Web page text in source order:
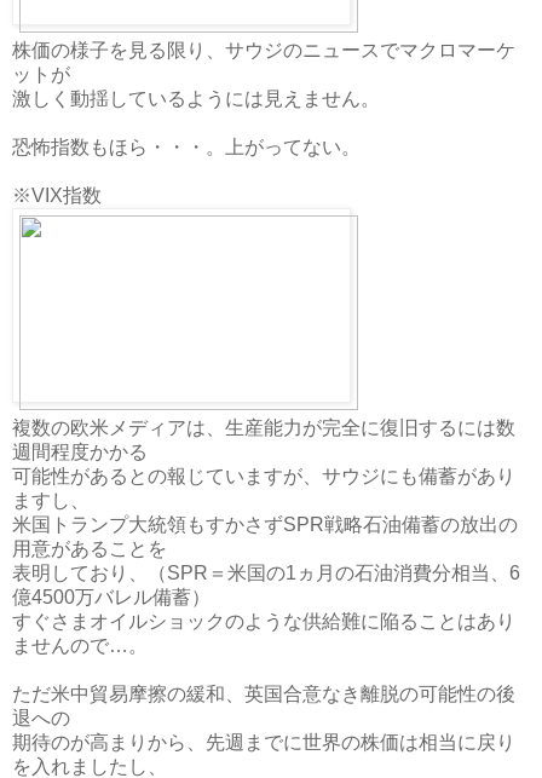
株価の様子を見る限り、サウジのニュースでマクロマーケ
ットが
激しく動揺しているようには見えません。
恐怖指数もほら・・・。上がってない。
※VIX指数
複数の欧米メディアは、生産能力が完全に復旧するには数
週間程度かかる
可能性があるとの報じていますが、サウジにも備蓄があり
ますし、
米国トランプ大統領もすかさずSPR戦略石油備蓄の放出の
用意があることを
表明しており、（SPR＝米国の1ヵ月の石油消費分相当、6
億4500万バレル備蓄）
すぐさまオイルショックのような供給難に陥ることはあり
ませんので…。
ただ米中貿易摩擦の緩和、英国合意なき離脱の可能性の後
退への
期待のが高まりから、先週までに世界の株価は相当に戻り
を入れましたし、